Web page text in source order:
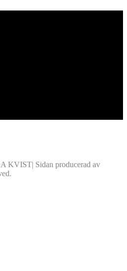
KVIST| Sidan producerad av